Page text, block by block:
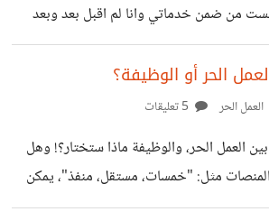
من ضمن خدماتي وانا لم اقبل بعد وبعد
مشغول قليلاً ولن أتمكن من تنفيذ طلبك يمكنني
أن انفذ الخدمة في وقت لاحق وحددت له 5 ايام وسوف ابدأ
كل حال لقد ألغيت الطلب. ولكن المفاجأة،
مجرد بائع اضيع الوقت بالكلام مع
مني لو
الحر أو الوظيفة؟
العمل الحر
العمل الحر، والوظيفة ماذا ستختار؟! وهل
مثل: "خمسات، مستقل، منفذ"، يمكن
برأيك هل يمكنك جني الأرباح من العمل